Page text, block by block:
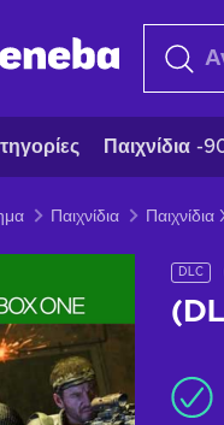
Παιχνίδια -
Παιχνίδια
DLC